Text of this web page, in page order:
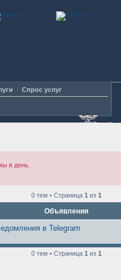
Спрос услуг
в день.
0 тем • Страница 1 из 1
Объявления
в Telegram
0 тем • Страница 1 из 1